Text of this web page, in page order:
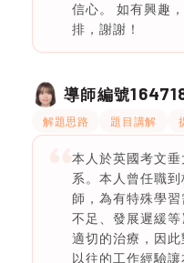
信心。 如有興趣
排，謝謝！
導師編號
解題思路 題目講解
本人於英國考文
系。本人曾任職
師，為有特殊學
不足、發展遲緩
適切的治療，因此
以往的工作經驗